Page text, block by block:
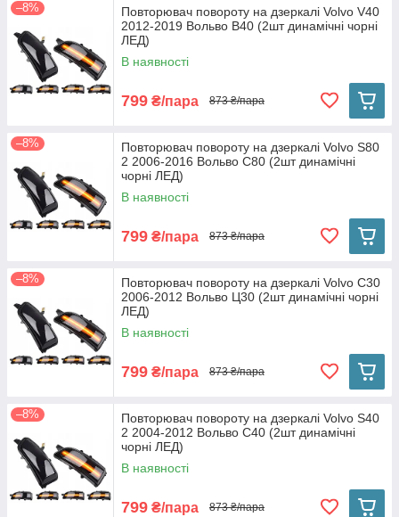
–8%
Повторювач повороту на дзеркалі Volvo V40
2012-2019 Вольво В40 (2шт динамічні чорні
ЛЕД)
В наявності
799 ₴/пара 873 ₴/пара
–8%
Повторювач повороту на дзеркалі Volvo S80
2 2006-2016 Вольво С80 (2шт динамічні
чорні ЛЕД)
В наявності
799 ₴/пара 873 ₴/пара
–8%
Повторювач повороту на дзеркалі Volvo C30
2006-2012 Вольво Ц30 (2шт динамічні чорні
ЛЕД)
В наявності
799 ₴/пара 873 ₴/пара
–8%
Повторювач повороту на дзеркалі Volvo S40
2 2004-2012 Вольво С40 (2шт динамічні
чорні ЛЕД)
В наявності
799 ₴/пара 873 ₴/пара